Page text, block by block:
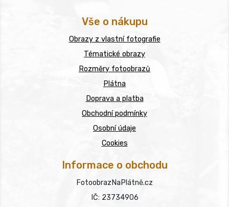
Vše o nákupu
Obrazy z vlastní fotografie
Tématické obrazy
Rozměry fotoobrazů
Plátna
Doprava a platba
Obchodní podmínky
Osobní údaje
Cookies
Informace o obchodu
FotoobrazNaPlátně.cz
IČ: 23734906